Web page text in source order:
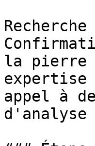
la pierre
expertise
appel à
d'analyse